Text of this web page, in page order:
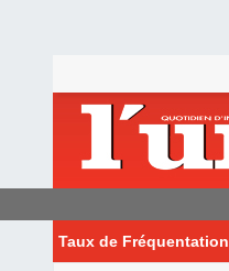
Taux de Fréquentation